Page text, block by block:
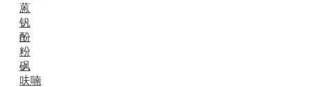
蒽
钒
酚
粉
砜
呋喃